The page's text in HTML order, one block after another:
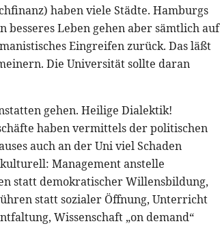
haben viele Städte. Hamburgs
Leben gehen aber sämtlich auf
Eingreifen zurück. Das läßt
Die Universität sollte daran
gehen. Heilige Dialektik!
haben vermittels der politischen
auch an der Uni viel Schaden
Management anstelle
statt demokratischer Willensbildung,
statt sozialer Öffnung, Unterricht
Wissenschaft „on demand“